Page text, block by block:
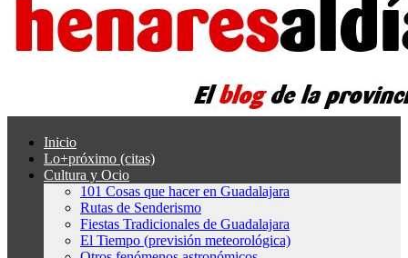
Inicio
Lo+próximo (citas)
Cultura y Ocio
101 Cosas que hacer en Guadalajara
Rutas de Senderismo
Fiestas Tradicionales de Guadalajara
El Tiempo (previsión meteorológica)